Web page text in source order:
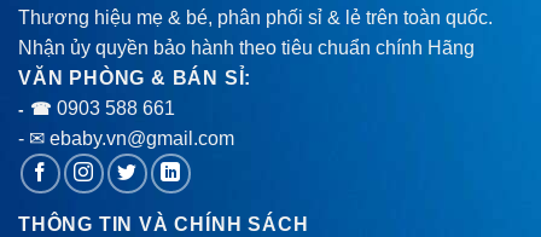
Thương hiệu mẹ & bé, phân phối sỉ & lẻ trên toàn quốc.
Nhận ủy quyền bảo hành theo tiêu chuẩn chính Hãng
VĂN PHÒNG & BÁN SỈ:
- ☎ 0903 588 661
- ✉ ebaby.vn@gmail.com
THÔNG TIN VÀ CHÍNH SÁCH